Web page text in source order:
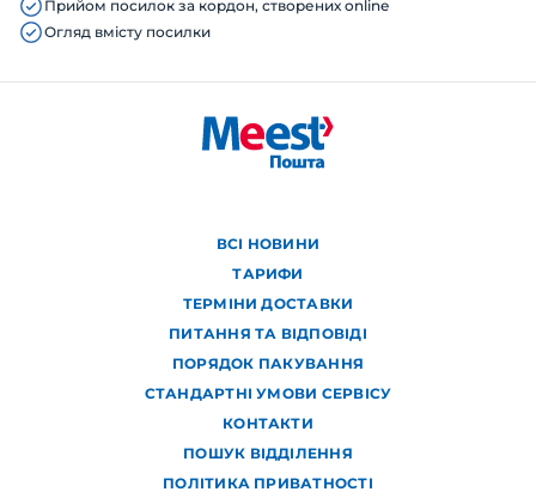
Прийом посилок за кордон, створених online
Огляд вмісту посилки
ВСІ НОВИНИ
ТАРИФИ
ТЕРМІНИ ДОСТАВКИ
ПИТАННЯ ТА ВІДПОВІДІ
ПОРЯДОК ПАКУВАННЯ
СТАНДАРТНІ УМОВИ СЕРВІСУ
КОНТАКТИ
ПОШУК ВІДДІЛЕННЯ
ПОЛІТИКА ПРИВАТНОСТІ